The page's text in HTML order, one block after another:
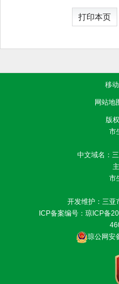
打印本页
移
网站地
版
市
中文域名：
市
开发维护：三亚
ICP备案编号： 琼ICP备
琼公网安